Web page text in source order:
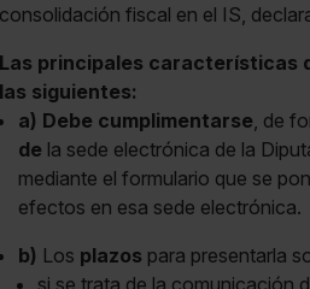
consolidación fiscal en el IS,
Las principales características
las siguientes:
a) Debe cumplimentarse, de
de la sede electrónica de la
mediante el formulario que se
efectos en esa sede electrónica.
b) Los plazos para presentarla
si se trata de la comunicación